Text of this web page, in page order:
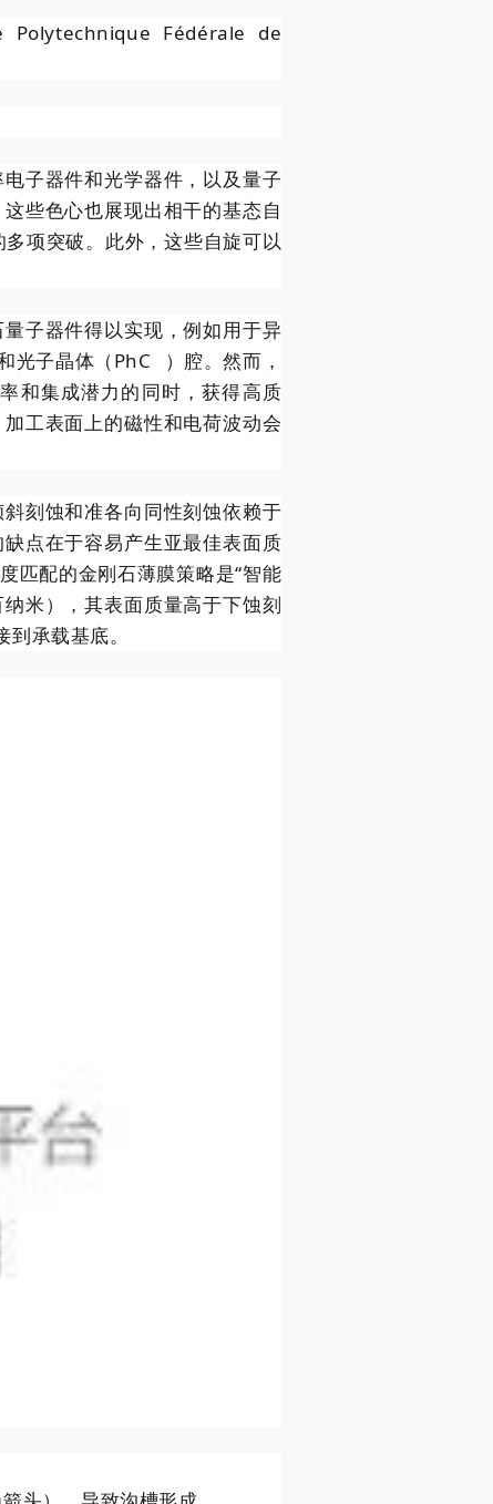
Fédérale de
子器件和光学器件，以及量子
些色心也展现出相干的基态自
项突破。此外，这些自旋可以
子器件得以实现，例如用于异
光子晶体（PhC
）腔。然而，
和集成潜力的同时，获得高质
工表面上的磁性和电荷波动会
刻蚀和准各向同性刻蚀依赖于
点在于容易产生亚最佳表面质
匹配的金刚石薄膜策略是“智能
米），其表面质量高于下蚀刻
承载基底。